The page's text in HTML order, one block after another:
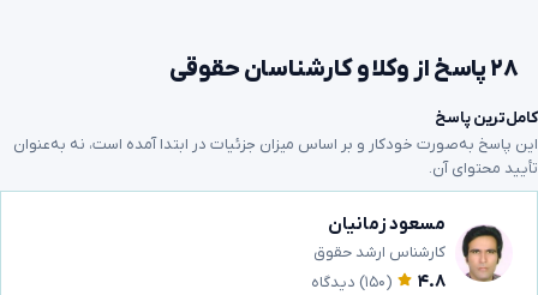
۲۸ پاسخ از وکلا و کارشناسان حقوقی
کامل‌ترین پاسخ
این پاسخ به‌صورت خودکار و بر اساس میزان جزئیات در ابتدا آمده است، نه به‌عنوان
تأیید محتوای آن.
مسعود زمانیان
کارشناس ارشد حقوق
۴.۸ (۱۵۰) دیدگاه